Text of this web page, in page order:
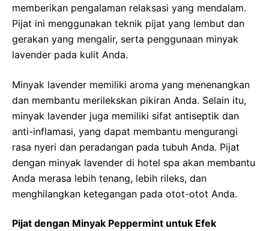
memberikan pengalaman relaksasi yang mendalam.
Pijat ini menggunakan teknik pijat yang lembut dan
gerakan yang mengalir, serta penggunaan minyak
lavender pada kulit Anda.
Minyak lavender memiliki aroma yang menenangkan
dan membantu merilekskan pikiran Anda. Selain itu,
minyak lavender juga memiliki sifat antiseptik dan
anti-inflamasi, yang dapat membantu mengurangi
rasa nyeri dan peradangan pada tubuh Anda. Pijat
dengan minyak lavender di hotel spa akan membantu
Anda merasa lebih tenang, lebih rileks, dan
menghilangkan ketegangan pada otot-otot Anda.
Pijat dengan Minyak Peppermint untuk Efek